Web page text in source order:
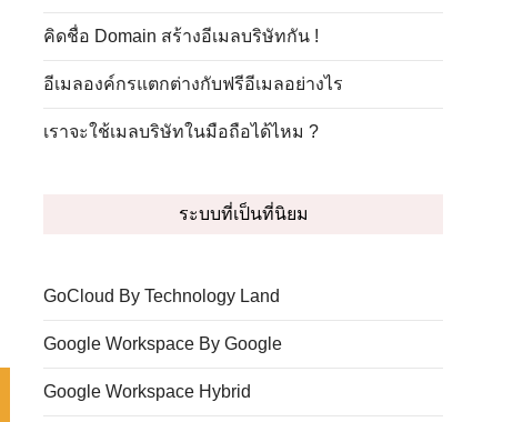
คิดชื่อ Domain สร้างอีเมลบริษัทกัน !
อีเมลองค์กรแตกต่างกับฟรีอีเมลอย่างไร
เราจะใช้เมลบริษัทในมือถือได้ไหม ?
ระบบที่เป็นที่นิยม
GoCloud By Technology Land
Google Workspace By Google
Google Workspace Hybrid